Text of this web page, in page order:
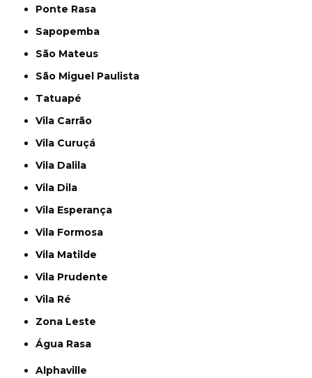
Ponte Rasa
Sapopemba
São Mateus
São Miguel Paulista
Tatuapé
Vila Carrão
Vila Curuçá
Vila Dalila
Vila Dila
Vila Esperança
Vila Formosa
Vila Matilde
Vila Prudente
Vila Ré
Zona Leste
Água Rasa
Alphaville